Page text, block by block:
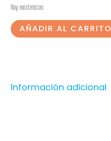
Hay existencias
AÑADIR AL CARRITO
Información adicional